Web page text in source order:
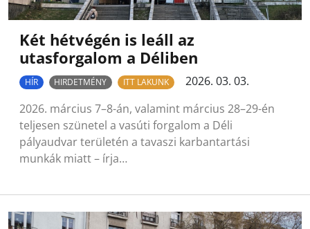
Két hétvégén is leáll az
utasforgalom a Déliben
HÍR HIRDETMÉNY ITT LAKUNK
2026. 03. 03.
2026. március 7–8-án, valamint március 28–29-én
teljesen szünetel a vasúti forgalom a Déli
pályaudvar területén a tavaszi karbantartási
munkák miatt – írja…